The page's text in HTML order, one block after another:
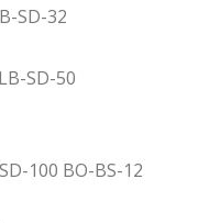
SD-32
SD-50
100 BO-BS-12